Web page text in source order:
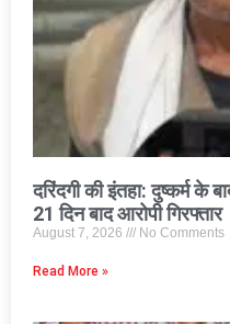
दरिंदगी की इंतहा: दुष्कर्म के
21 दिन बाद आरोपी गिरफ्तार
August 7, 2026 No Comments
Read More »